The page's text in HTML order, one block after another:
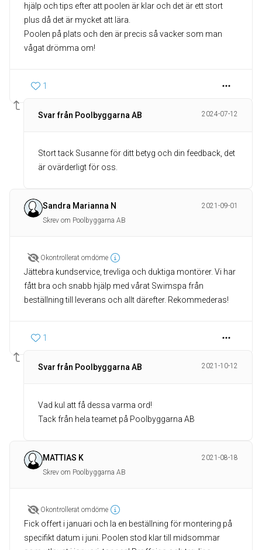
hjälp och tips efter att poolen är klar och det är ett stort
plus då det är mycket att lära.
Poolen på plats och den är precis så vacker som man
vågat drömma om!
1
Svar från Poolbyggarna AB 2024-07-12
Stort tack Susanne för ditt betyg och din feedback, det
är ovärderligt för oss.
Sandra Marianna N
2021-09-01
Skrev om Poolbyggarna AB
Okontrollerat omdöme
Jättebra kundservice, trevliga och duktiga montörer. Vi har
fått bra och snabb hjälp med vårat Swimspa från
beställning till leverans och allt därefter. Rekommederas!
1
Svar från Poolbyggarna AB 2021-10-12
Vad kul att få dessa varma ord!
Tack från hela teamet på Poolbyggarna AB
MATTIAS K
2021-08-18
Skrev om Poolbyggarna AB
Okontrollerat omdöme
Fick offert i januari och la en beställning för montering på
specifikt datum i juni. Poolen stod klar till midsommar